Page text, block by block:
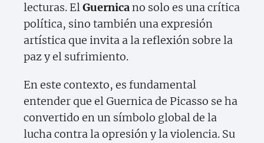
lecturas. ElGuernicano solo es una crítica
política, sino también una expresión
artística que invita a la reflexión sobre la
paz y el sufrimiento.
En este contexto, es fundamental
entender que el Guernica de Picasso se ha
convertido en un símbolo global de la
lucha contra la opresión y la violencia. Su